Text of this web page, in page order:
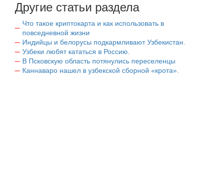
Другие статьи раздела
Что такое криптокарта и как использовать в
повседневной жизни
Индийцы и белорусы подкармливают Узбекистан.
Узбеки любят кататься в Россию.
В Псковскую область потянулись переселенцы
Каннаваро нашел в узбекской сборной «крота».